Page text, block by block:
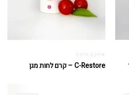
אפקט פלוס
C-Restore – קרם לחות מגן